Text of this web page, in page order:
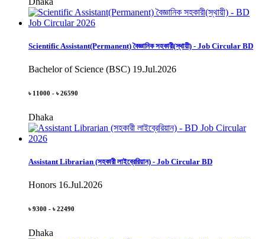
Scientific Assistant(Permanent) বৈজ্ঞানিক সহকারী(স্থায়ী) - Job Circular BD
Bachelor of Science (BSC) 19.Jul.2026
৳ 11000 - ৳ 26590
Dhaka
Assistant Librarian (সহকারী লাইব্রেরিয়ান) - Job Circular BD
Honors 16.Jul.2026
৳ 9300 - ৳ 22490
Dhaka